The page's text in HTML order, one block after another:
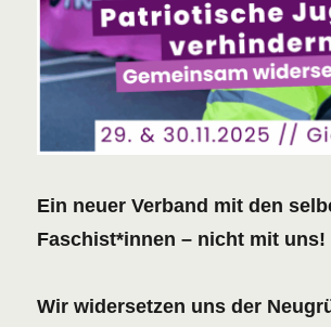
Ein neuer Verband mit den
Faschist*innen – nicht mit uns!
Wir widersetzen uns der